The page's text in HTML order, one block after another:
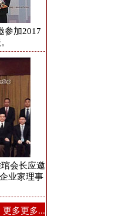
参加2017
会长应邀
业家理事
更多更多...